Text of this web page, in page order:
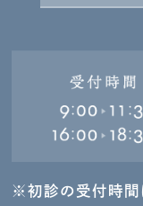
※初診の受付時